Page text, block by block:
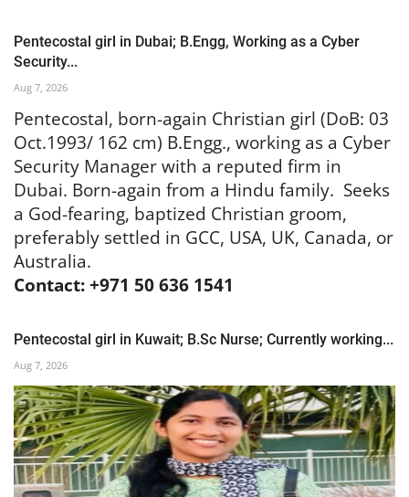
Pentecostal girl in Dubai; B.Engg, Working as a Cyber
Security...
Aug 7, 2026
Pentecostal, born-again Christian girl (DoB: 03
Oct.1993/ 162 cm) B.Engg., working as a Cyber
Security Manager with a reputed firm in
Dubai. Born-again from a Hindu family. Seeks
a God-fearing, baptized Christian groom,
preferably settled in GCC, USA, UK, Canada, or
Australia.
Contact: +971 50 636 1541
Pentecostal girl in Kuwait; B.Sc Nurse; Currently working...
Aug 7, 2026